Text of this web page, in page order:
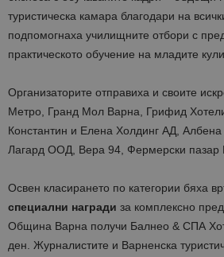
туристическа камара благодари на
подпомогнаха училищните отбори с
практическото обучение на младите
Организаторите отправиха и своите
Метро, Гранд Мол Варна, Грифид
Константин и Елена Холдинг АД,
Лагард ООД, Вера 94, Фермерски пазар
Освен класирането по категории бяха
специални награди за комплексно
Община Варна получи Балнео & СПА
ден. Журналистите и Варненска